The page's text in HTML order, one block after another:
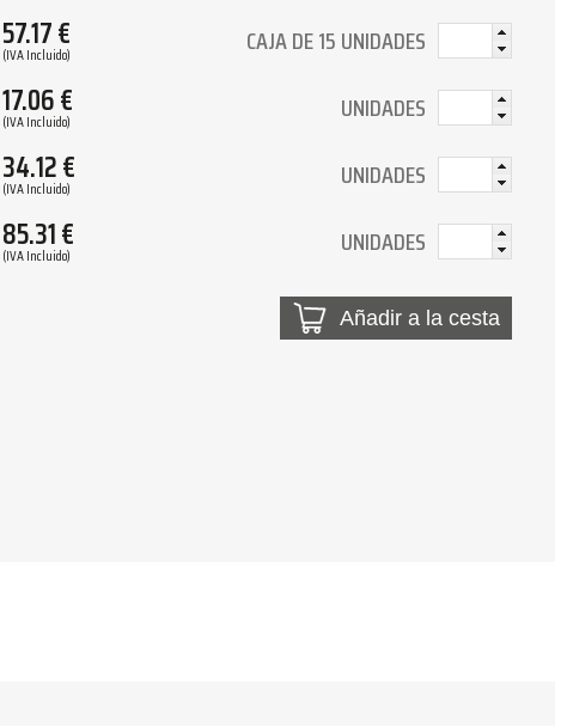
57.17€
(IVA Incluido) CAJA DE 15 UNIDADES
17.06€
(IVA Incluido) UNIDADES
34.12€
(IVA Incluido) UNIDADES
85.31€
(IVA Incluido) UNIDADES
Añadir a la cesta